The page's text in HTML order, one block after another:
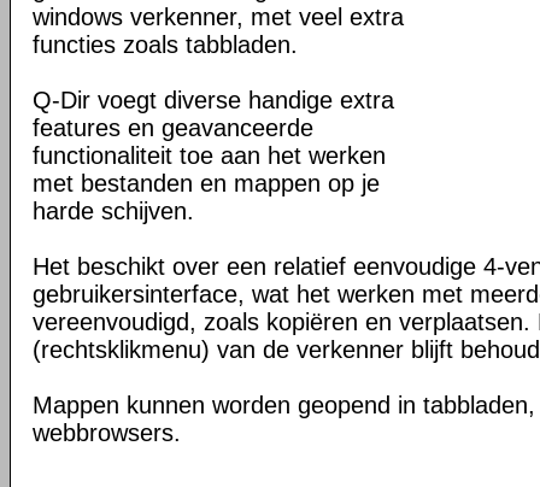
windows verkenner, met veel extra
functies zoals tabbladen.
Q-Dir voegt diverse handige extra
features en geavanceerde
functionaliteit toe aan het werken
met bestanden en mappen op je
harde schijven.
Het beschikt over een relatief eenvoudige 4-
gebruikersinterface, wat het werken met
vereenvoudigd, zoals kopiëren en
(rechtsklikmenu) van de verkenner blijft
Mappen kunnen worden geopend in
webbrowsers.